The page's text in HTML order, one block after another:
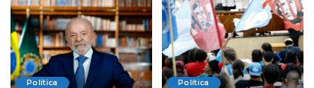
Política Política